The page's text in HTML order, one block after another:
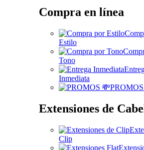
Compra en línea
Estilo
Tono
Inmediata
Extensiones de
Clip